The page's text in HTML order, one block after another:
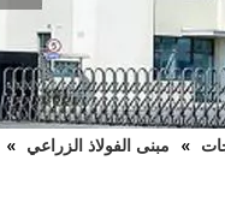
» مبنى الفولاذ الزراعي »